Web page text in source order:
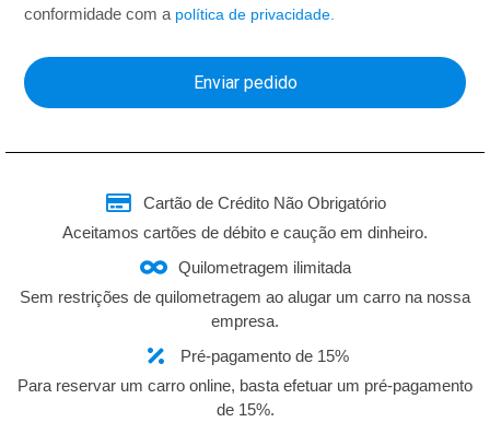
conformidade com a política de privacidade.
Enviar pedido
Cartão de Crédito Não Obrigatório
Aceitamos cartões de débito e caução em dinheiro.
Quilometragem ilimitada
Sem restrições de quilometragem ao alugar um carro na nossa
empresa.
Pré-pagamento de 15%
Para reservar um carro online, basta efetuar um pré-pagamento
de 15%.